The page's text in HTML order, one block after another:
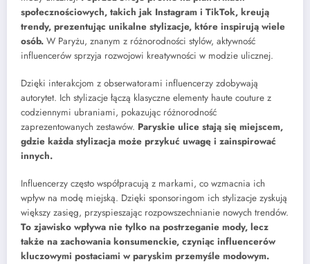
społecznościowych, takich jak Instagram i TikTok, kreują
trendy, prezentując unikalne stylizacje, które inspirują wiele
osób. W Paryżu, znanym z różnorodności stylów, aktywność
influencerów sprzyja rozwojowi kreatywności w modzie ulicznej.
Dzięki interakcjom z obserwatorami influencerzy zdobywają
autorytet. Ich stylizacje łączą klasyczne elementy haute couture z
codziennymi ubraniami, pokazując różnorodność
zaprezentowanych zestawów. Paryskie ulice stają się miejscem,
gdzie każda stylizacja może przykuć uwagę i zainspirować
innych.
Influencerzy często współpracują z markami, co wzmacnia ich
wpływ na modę miejską. Dzięki sponsoringom ich stylizacje zyskują
większy zasięg, przyspieszając rozpowszechnianie nowych trendów.
To zjawisko wpływa nie tylko na postrzeganie mody, lecz
także na zachowania konsumenckie, czyniąc influencerów
kluczowymi postaciami w paryskim przemyśle modowym.